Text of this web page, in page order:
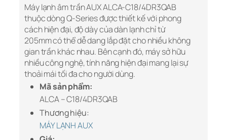
Máy lạnh âm trần AUX ALCA-C18/4DR3QAB
thuộc dòng Q-Series được thiết kế với phong
cách hiện đại, độ dày của dàn lạnh chỉ từ
205mm có thể dễ dang lắp đặt cho nhiều không
gian trần khác nhau. Bên cạnh đó, máy sở hữu
nhiều công nghệ, tính năng hiện đại mang lại sự
thoải mái tối đa cho người dùng.
Mã sản phẩm:
ALCA – C18/4DR3QAB
Thương hiệu:
MÁY LẠNH AUX